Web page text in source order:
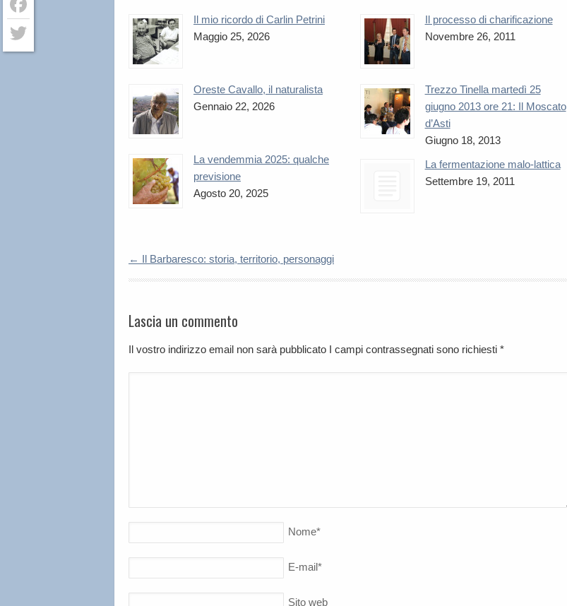
Il mio ricordo di Carlin Petrini
Maggio 25, 2026
Oreste Cavallo, il naturalista
Gennaio 22, 2026
La vendemmia 2025: qualche
previsione
Agosto 20, 2025
Il processo di charificazione
Novembre 26, 2011
Trezzo Tinella martedì 25
giugno 2013 ore 21: Il Moscato
d’Asti
Giugno 18, 2013
La fermentazione malo-lattica
Settembre 19, 2011
← Il Barbaresco: storia, territorio, personaggi
Lascia un commento
Il vostro indirizzo email non sarà pubblicato I campi contrassegnati sono richiesti *
Nome*
E-mail*
Sito web
Facebook
Twitter